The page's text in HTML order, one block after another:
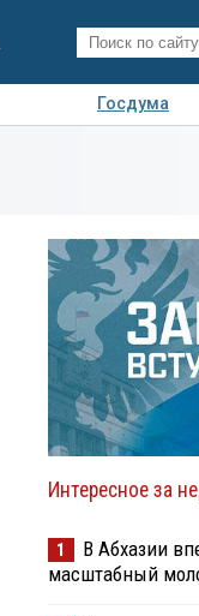
Госдума
Интересное за
1
В Абхазии
масштабный